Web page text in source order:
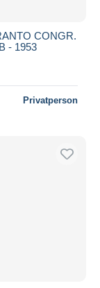
CONGR.
- 1953
Privatperson